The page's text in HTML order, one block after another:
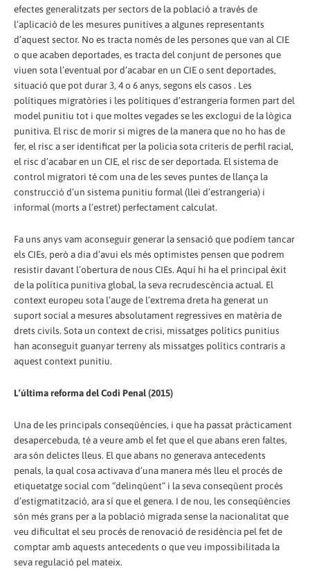
efectes generalitzats per sectors de la població a través de
l’aplicació de les mesures punitives a algunes representants
d’aquest sector. No es tracta només de les persones que van al CIE
o que acaben deportades, es tracta del conjunt de persones que
viuen sota l’eventual por d’acabar en un CIE o sent deportades,
situació que pot durar 3, 4 o 6 anys, segons els casos . Les
polítiques migratòries i les polítiques d’estrangeria formen part del
model punitiu tot i que moltes vegades se les exclogui de la lògica
punitiva. El risc de morir si migres de la manera que no ho has de
fer, el risc a ser identificat per la policia sota criteris de perfil racial,
el risc d’acabar en un CIE, el risc de ser deportada. El sistema de
control migratori té com una de les seves puntes de llança la
construcció d’un sistema punitiu formal (llei d’estrangeria) i
informal (morts a l’estret) perfectament calculat.
Fa uns anys vam aconseguir generar la sensació que podíem tancar
els CIEs, però a dia d’avui els més optimistes pensen que podrem
resistir davant l’obertura de nous CIEs. Aquí hi ha el principal èxit
de la política punitiva global, la seva recrudescència actual. El
context europeu sota l’auge de l’extrema dreta ha generat un
suport social a mesures absolutament regressives en matèria de
drets civils. Sota un context de crisi, missatges polítics punitius
han aconseguit guanyar terreny als missatges polítics contraris a
aquest context punitiu.
L’última reforma del Codi Penal (2015)
Una de les principals conseqüències, i que ha passat pràcticament
desapercebuda, té a veure amb el fet que el que abans eren faltes,
ara són delictes lleus. El que abans no generava antecedents
penals, la qual cosa activava d’una manera més lleu el procés de
etiquetatge social com “delinqüent” i la seva conseqüent procés
d’estigmatització, ara sí que el genera. I de nou, les conseqüències
són més grans per a la població migrada sense la nacionalitat que
veu dificultat el seu procés de renovació de residència pel fet de
comptar amb aquests antecedents o que veu impossibilitada la
seva regulació pel mateix.